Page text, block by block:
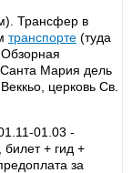
Трансфер в
транспорте (туда
Мария дель
церковь Св.
01.03 -
+ гид +
за